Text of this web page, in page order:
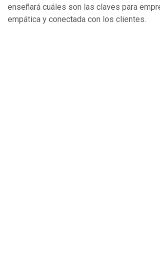
enseñará cuáles son las claves para
empática y conectada con los clientes.